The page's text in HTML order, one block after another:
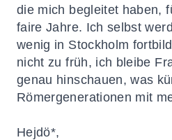
die mich begleitet haben,
faire Jahre. Ich selbst
wenig in Stockholm
nicht zu früh, ich bleibe
genau hinschauen, was
Römergenerationen mit
Hejdö*,